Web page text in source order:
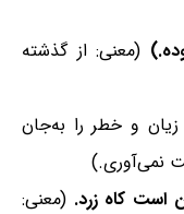
(معنی: از گذشته
زیان و خطر را به‌جان
نمی‌آوری.)
است کاه زرد. (معنی: